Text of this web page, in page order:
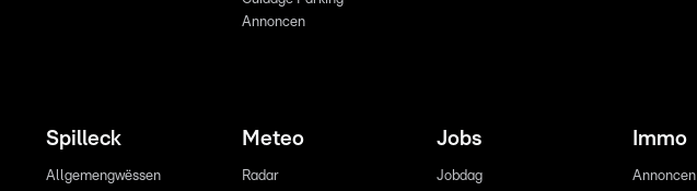
Annoncen
Spilleck
Allgemengwëssen
Meteo
Radar
Jobs
Jobdag
Immo
Annoncen